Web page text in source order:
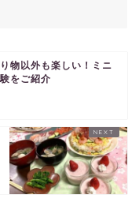
物以外も楽しい！ミニ
をご紹介